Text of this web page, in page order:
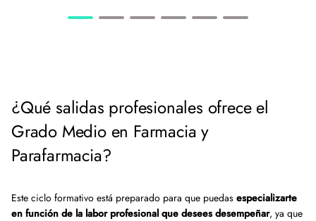
¿Qué salidas profesionales ofrece el
Grado Medio en Farmacia y
Parafarmacia?
Este ciclo formativo está preparado para que puedas especializarte
en función de la labor profesional que desees desempeñar, ya que